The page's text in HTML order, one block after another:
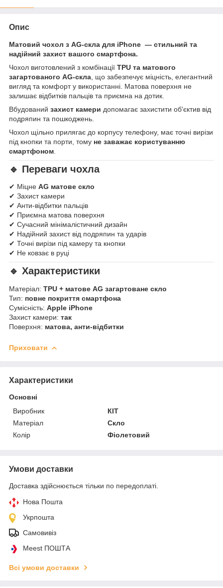
Опис
Матовий чохол з AG-скла для iPhone — стильний та
надійний захист вашого смартфона.
Чохол виготовлений з комбінації TPU та матового
загартованого AG-скла , що забезпечує міцність, елегантний
вигляд та комфорт у використанні. Матова поверхня не
залишає відбитків пальців та приємна на дотик.
Вбудований захист камери допомагає захистити об'єктив від
подряпин та пошкоджень.
Чохол щільно прилягає до корпусу телефону, має точні вирізи
під кнопки та порти, тому не заважає користуванню
смартфоном
🔹 Переваги чохла
✔ Міцне AG матове скло
✔ Захист камери
✔ Анти-відбитки пальців
✔ Приємна матова поверхня
✔ Сучасний мінімалістичний дизайн
✔ Надійний захист від подряпин та ударів
✔ Точні вирізи під камеру та кнопки
✔ Не ковзає в руці
🔹 Характеристики
Матеріал: TPU + матове AG загартоване скло
Тип: повне покриття смартфона
Сумісність: Apple iPhone
Захист камери: так
Поверхня: матова, анти-відбитки
Приховати
Характеристики
Основні
Виробник
КІТ
Матеріал
Скло
Колір
Фіолетовий
Умови доставки
Доставка здійснюється тільки по передоплаті.
Нова Пошта
Укрпошта
Самовивіз
Meest ПОШТА
Всі умови доставки